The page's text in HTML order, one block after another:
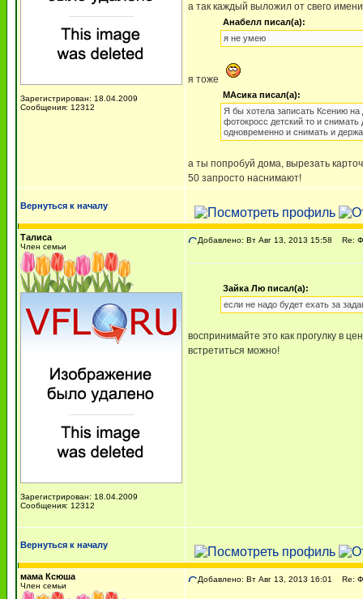
Зарегистрирован: 18.04.2009
Сообщения: 12312
а так каждый выложил от свего
Анабелл писал(а):
я не умею
я тоже
МАсика писал(а):
Я бы хотела записать Ксению
фотокросс детский то и
одновременно и снимать и
а ты попробуй дома, вырезать
50 запросто наснимают!
Вернуться к началу
Талиса
Член семьи
Зарегистрирован: 18.04.2009
Сообщения: 12312
Добавлено: Вт Авг 13, 2013 15:58 Re:
Зайка Лю писал(а):
если не надо будет ехать за
воспринимайте это как прогулку в
встретиться можно!
Вернуться к началу
мама Ксюша
Член семьи
Добавлено: Вт Авг 13, 2013 16:01 Re: